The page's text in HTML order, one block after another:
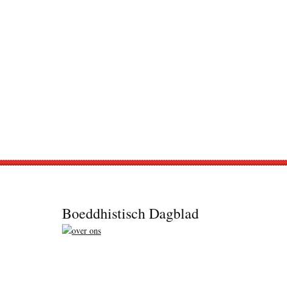
Boeddhistisch Dagblad